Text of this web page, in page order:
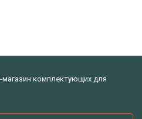
магазин комплектующих для